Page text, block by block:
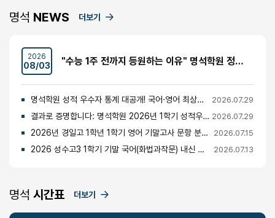
명석 NEWS 더보기
2026
08/03 "수능 1주 전까지 등원하는 이유" 명석학원 정시반 개강 안내 (성수고·경일고·무학여고·대광고 등)
명석학원 성적 우수자 통계 대공개! 국어·영어 최상위권의 비밀 2026.07.29
결과로 증명합니다: 명석학원 2026년 1학기 성적우수자 명단 공개 2026.07.29
2026년 경일고 1학년 1학기 영어 기말고사 문항 분석 및 총평 2026.07.15
2026 성수고3 1학기 기말 국어(화법과작문) 내신 분석 및 경향 2026.07.13
명석 시간표 더보기